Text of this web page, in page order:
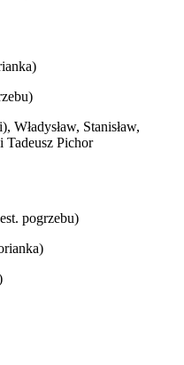
Władysław, Stanisław,
Pichor
pogrzebu)